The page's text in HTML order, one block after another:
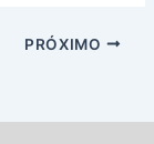
PRÓXIMO